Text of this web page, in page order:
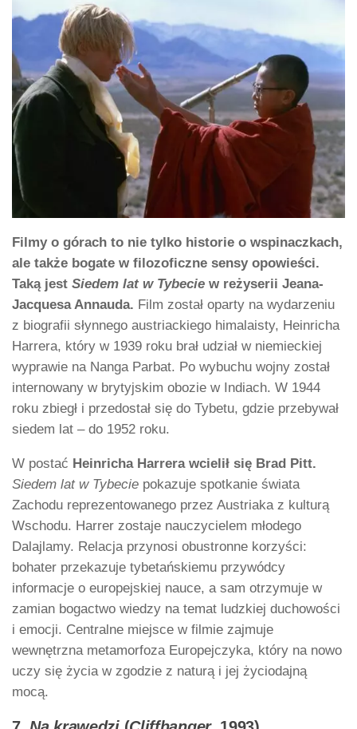
Filmy o górach to nie tylko historie o wspinaczkach,
ale także bogate w filozoficzne sensy opowieści.
Taką jest Siedem lat w Tybecie w reżyserii Jeana-
Jacquesa Annauda. Film został oparty na wydarzeniu
z biografii słynnego austriackiego himalaisty, Heinricha
Harrera, który w 1939 roku brał udział w niemieckiej
wyprawie na Nanga Parbat. Po wybuchu wojny został
internowany w brytyjskim obozie w Indiach. W 1944
roku zbiegł i przedostał się do Tybetu, gdzie przebywał
siedem lat – do 1952 roku.
W postać Heinricha Harrera wcielił się Brad Pitt.
Siedem lat w Tybecie pokazuje spotkanie świata
Zachodu reprezentowanego przez Austriaka z kulturą
Wschodu. Harrer zostaje nauczycielem młodego
Dalajlamy. Relacja przynosi obustronne korzyści:
bohater przekazuje tybetańskiemu przywódcy
informacje o europejskiej nauce, a sam otrzymuje w
zamian bogactwo wiedzy na temat ludzkiej duchowości
i emocji. Centralne miejsce w filmie zajmuje
wewnętrzna metamorfoza Europejczyka, który na nowo
uczy się życia w zgodzie z naturą i jej życiodajną
mocą.